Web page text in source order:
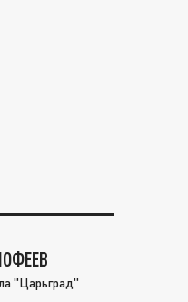
"Царьград"